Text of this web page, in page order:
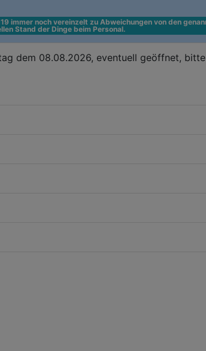
immer noch vereinzelt zu Abweichungen von den
Stand der Dinge beim Personal.
dem 08.08.2026, eventuell geöffnet,